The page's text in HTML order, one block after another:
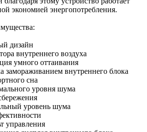
экономией энергопотребления.
дизайн
внутреннего воздуха
умного оттаивания
замораживанием внутреннего блока
сна
уровня шума
уровень шума
управления